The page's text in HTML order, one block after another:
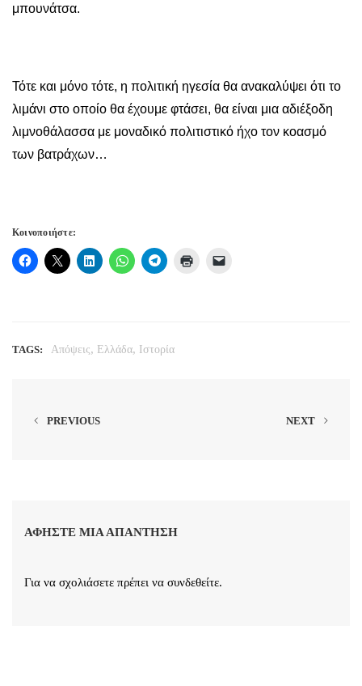
μπουνάτσα.
Τότε και μόνο τότε, η πολιτική ηγεσία θα ανακαλύψει ότι το
λιμάνι στο οποίο θα έχουμε φτάσει, θα είναι μια αδιέξοδη
λιμνοθάλασσα με μοναδικό πολιτιστικό ήχο τον κοασμό
των βατράχων…
Κοινοποιήστε:
TAGS: Απόψεις, Ελλάδα, Ιστορία
PREVIOUS NEXT
ΑΦΉΣΤΕ ΜΙΑ ΑΠΆΝΤΗΣΗ
Για να σχολιάσετε πρέπει να συνδεθείτε.